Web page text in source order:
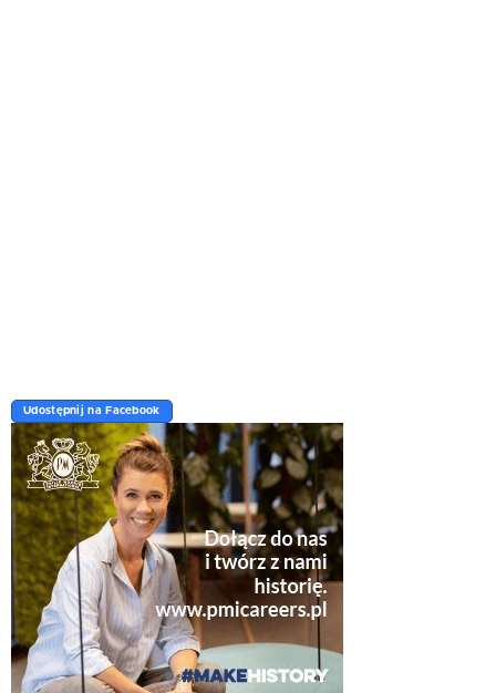
Udostępnij na Facebook